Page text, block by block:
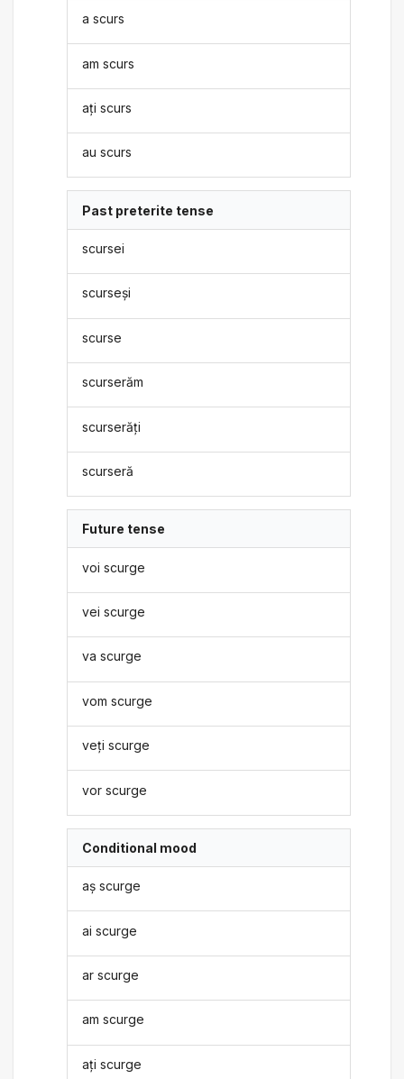
a scurs
am scurs
ați scurs
au scurs
Past preterite tense
scursei
scurseși
scurse
scurserăm
scurserăți
scurseră
Future tense
voi scurge
vei scurge
va scurge
vom scurge
veți scurge
vor scurge
Conditional mood
aș scurge
ai scurge
ar scurge
am scurge
ați scurge